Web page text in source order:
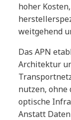
hoher
weitgehend
Das APN
Architektur
nutzen, ohne
optische
Anstatt